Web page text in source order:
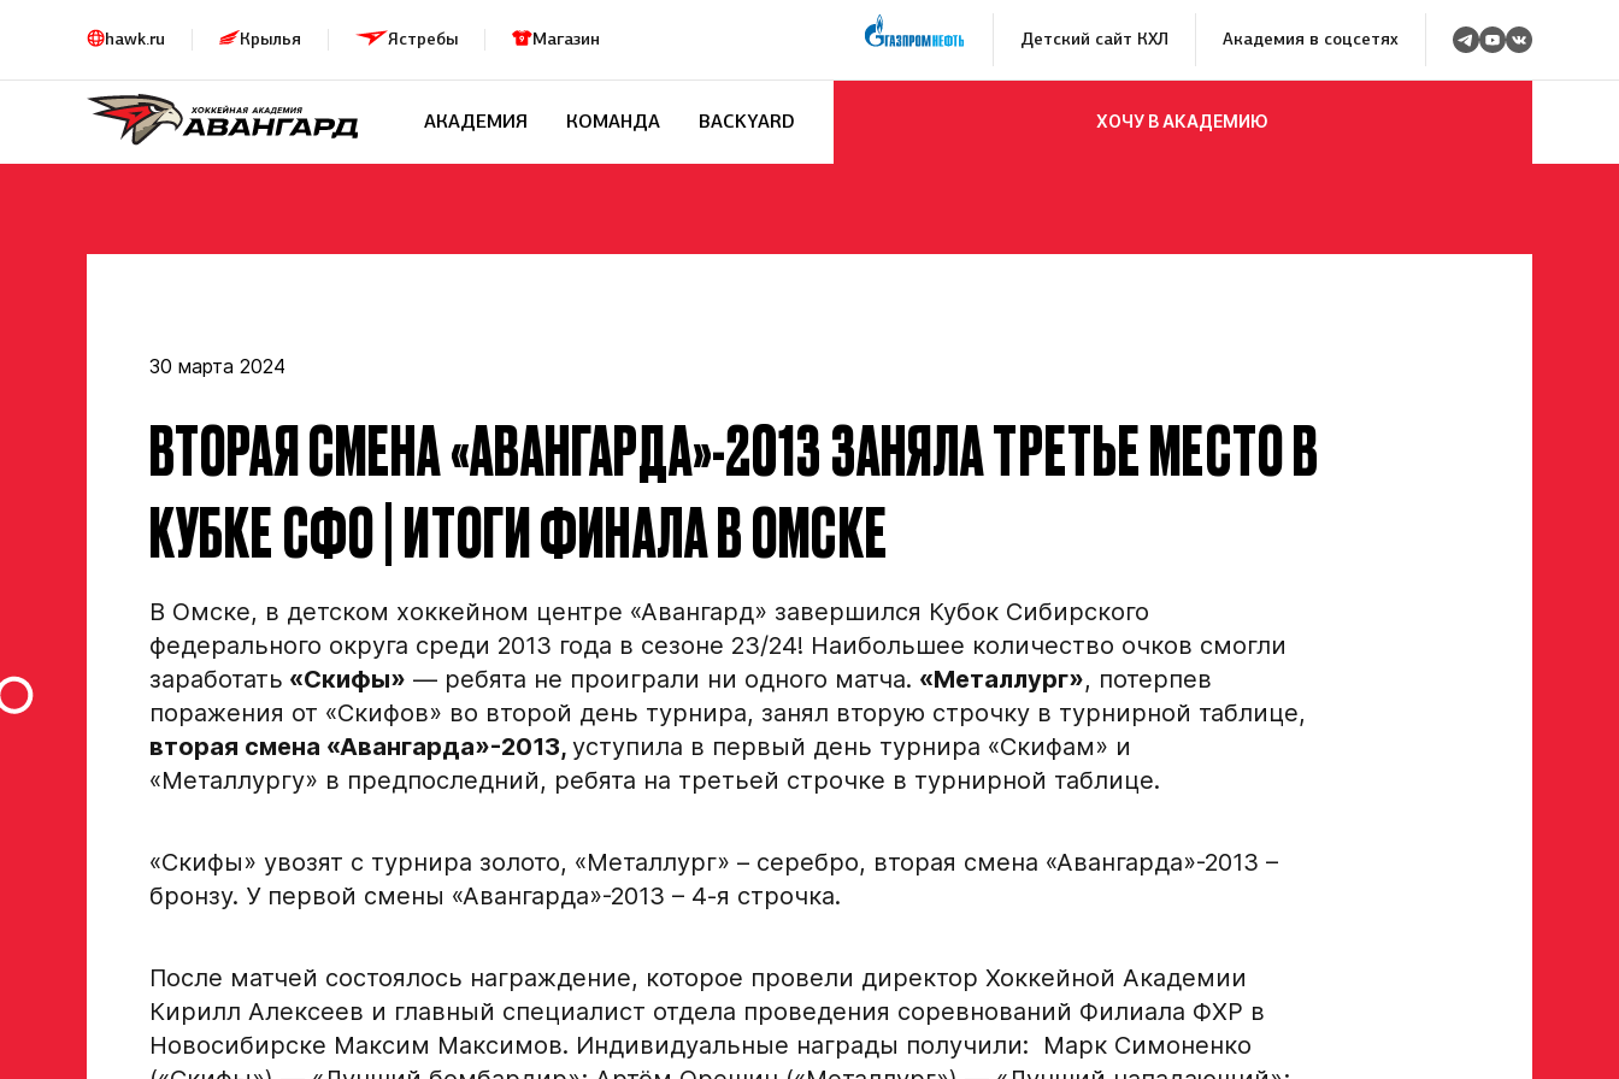
hawk.ru Крылья Ястребы Магазин Детский сайт КХЛ Академия в соцсетях
АКАДЕМИЯ КОМАНДА BACKYARD ХОЧУ В АКАДЕМИЮ
30 марта 2024
ВТОРАЯ СМЕНА «АВАНГАРДА»-2013 ЗАНЯЛА ТРЕТЬЕ МЕСТО В
КУБКЕ СФО | ИТОГИ ФИНАЛА В ОМСКЕ
В Омске, в детском хоккейном центре «Авангард» завершился Кубок Сибирского
федерального округа среди 2013 года в сезоне 23/24! Наибольшее количество очков смогли
заработать «Скифы» — ребята не проиграли ни одного матча. «Металлург», потерпев
поражения от «Скифов» во второй день турнира, занял вторую строчку в турнирной таблице,
вторая смена «Авангарда»-2013, уступила в первый день турнира «Скифам» и
«Металлургу» в предпоследний, ребята на третьей строчке в турнирной таблице.
«Скифы» увозят с турнира золото, «Металлург» – серебро, вторая смена «Авангарда»-2013 –
бронзу. У первой смены «Авангарда»-2013 – 4-я строчка.
После матчей состоялось награждение, которое провели директор Хоккейной Академии
Кирилл Алексеев и главный специалист отдела проведения соревнований Филиала ФХР в
Новосибирске Максим Максимов. Индивидуальные награды получили: Марк Симоненко
Заявка на просмотр в Хоккейную
Академию «Авангард»
Дата рождения игрока полностью
Заявка на просмотр в Хоккейную
Академию «Авангард»
Форма только для игроков 2008–2014 гг. р.
2007 г. р. — набор закрыт
Дата рождения игрока полностью
Вес игрока